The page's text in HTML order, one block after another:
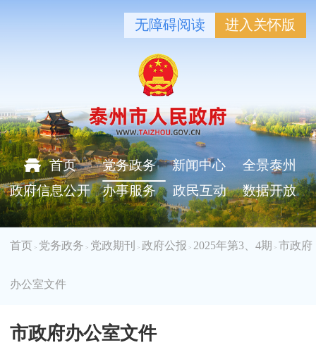
无障碍阅读 进入关怀版
首页 党务政务 新闻中心
全景泰州
政府信息公开
办事服务 政民互动 数据开放
首页 > 党务政务 > 党政期刊 > 政府公报 > 2025年第3、4期 > 市政府
办公室文件
市政府办公室文件